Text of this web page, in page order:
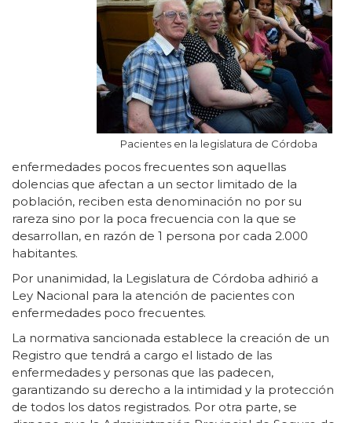
Pacientes en la legislatura de Córdoba
enfermedades pocos frecuentes son aquellas
dolencias que afectan a un sector limitado de la
población, reciben esta denominación no por su
rareza sino por la poca frecuencia con la que se
desarrollan, en razón de 1 persona por cada 2.000
habitantes.
Por unanimidad, la Legislatura de Córdoba adhirió a
Ley Nacional para la atención de pacientes con
enfermedades poco frecuentes.
La normativa sancionada establece la creación de un
Registro que tendrá a cargo el listado de las
enfermedades y personas que las padecen,
garantizando su derecho a la intimidad y la protección
de todos los datos registrados. Por otra parte, se